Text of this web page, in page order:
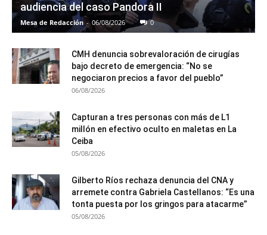
audiencia del caso Pandora II
Mesa de Redacción - 06/08/2026 0
CMH denuncia sobrevaloración de cirugías
bajo decreto de emergencia: “No se
negociaron precios a favor del pueblo”
06/08/2026
Capturan a tres personas con más de L1
millón en efectivo oculto en maletas en La
Ceiba
05/08/2026
Gilberto Ríos rechaza denuncia del CNA y
arremete contra Gabriela Castellanos: “Es una
tonta puesta por los gringos para atacarme”
05/08/2026